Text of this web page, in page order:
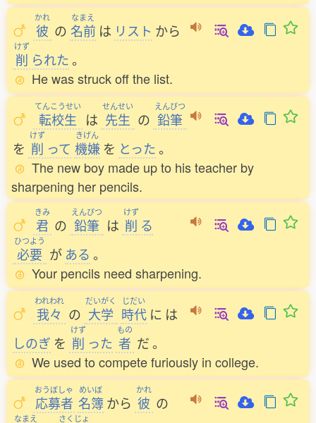
かれ
彼 の
なまえ
名前 は リスト から
けず
削 られた。
He was struck off the list.
てんこうせい
転校生 は
せんせい
先生 の
えんぴつ
鉛筆
を
けず
削 って
きげん
機嫌 を とった。
The new boy made up to his teacher by
sharpening her pencils.
きみ
君 の
えんぴつ
鉛筆 は
けず
削 る
ひつよう
必要 が ある 。
Your pencils need sharpening.
われわれ
我々 の
だいがく
大学
じだい
時代 に は
しのぎ を
けず
削 った
もの
者 だ。
We used to compete furiously in college.
おうぼしゃ
応募者
めいぼ
名簿 から
かれ
彼 の
なまえ さくじょ